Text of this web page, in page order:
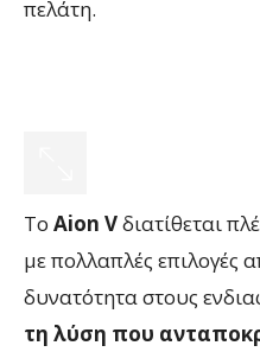
πελάτη.
Το Aion Vδιατίθεται
με πολλαπλές επιλογές
δυνατότητα στους
τη λύση που